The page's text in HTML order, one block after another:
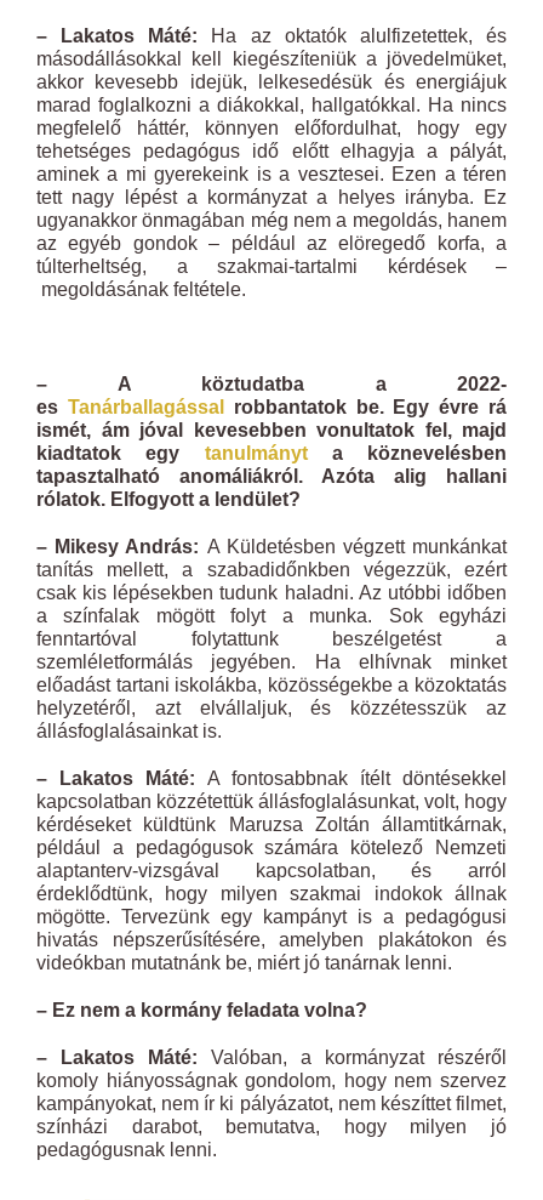
– Lakatos Máté: Ha az oktatók alulfizetettek, és
másodállásokkal kell kiegészíteniük a jövedelmüket,
akkor kevesebb idejük, lelkesedésük és energiájuk
marad foglalkozni a diákokkal, hallgatókkal. Ha nincs
megfelelő háttér, könnyen előfordulhat, hogy egy
tehetséges pedagógus idő előtt elhagyja a pályát,
aminek a mi gyerekeink is a vesztesei. Ezen a téren
tett nagy lépést a kormányzat a helyes irányba. Ez
ugyanakkor önmagában még nem a megoldás, hanem
az egyéb gondok – például az elöregedő korfa, a
túlterheltség, a szakmai-tartalmi kérdések –
megoldásának feltétele.
– A köztudatba a 2022-
es Tanárballagással robbantatok be. Egy évre rá
ismét, ám jóval kevesebben vonultatok fel, majd
kiadtatok egy
tanulmányta köznevelésben
tapasztalható anomáliákról. Azóta alig hallani
rólatok. Elfogyott a lendület?
– Mikesy András: A Küldetésben végzett munkánkat
tanítás mellett, a szabadidőnkben végezzük, ezért
csak kis lépésekben tudunk haladni. Az utóbbi időben
a színfalak mögött folyt a munka. Sok egyházi
fenntartóval folytattunk beszélgetést a
szemléletformálás jegyében. Ha elhívnak minket
előadást tartani iskolákba, közösségekbe a közoktatás
helyzetéről, azt elvállaljuk, és közzétesszük az
állásfoglalásainkat is.
– Lakatos Máté: A fontosabbnak ítélt döntésekkel
kapcsolatban közzétettük állásfoglalásunkat, volt, hogy
kérdéseket küldtünk Maruzsa Zoltán államtitkárnak,
például a pedagógusok számára kötelező Nemzeti
alaptanterv-vizsgával kapcsolatban, és arról
érdeklődtünk, hogy milyen szakmai indokok állnak
mögötte. Tervezünk egy kampányt is a pedagógusi
hivatás népszerűsítésére, amelyben plakátokon és
videókban mutatnánk be, miért jó tanárnak lenni.
– Ez nem a kormány feladata volna?
– Lakatos Máté: Valóban, a kormányzat részéről
komoly hiányosságnak gondolom, hogy nem szervez
kampányokat, nem ír ki pályázatot, nem készíttet filmet,
színházi darabot, bemutatva, hogy milyen jó
pedagógusnak lenni.